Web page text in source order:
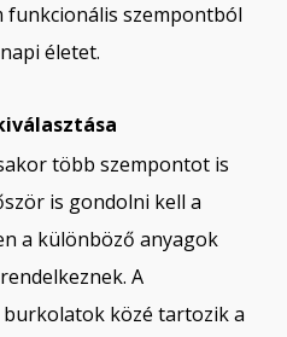
funkcionális szempontból
életet.
több szempontot is
is gondolni kell a
a különböző anyagok
A
közé tartozik a